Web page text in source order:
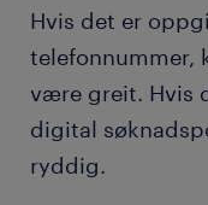
Hvis det er
telefonnummer,
være greit. Hvis
digital
ryddig.